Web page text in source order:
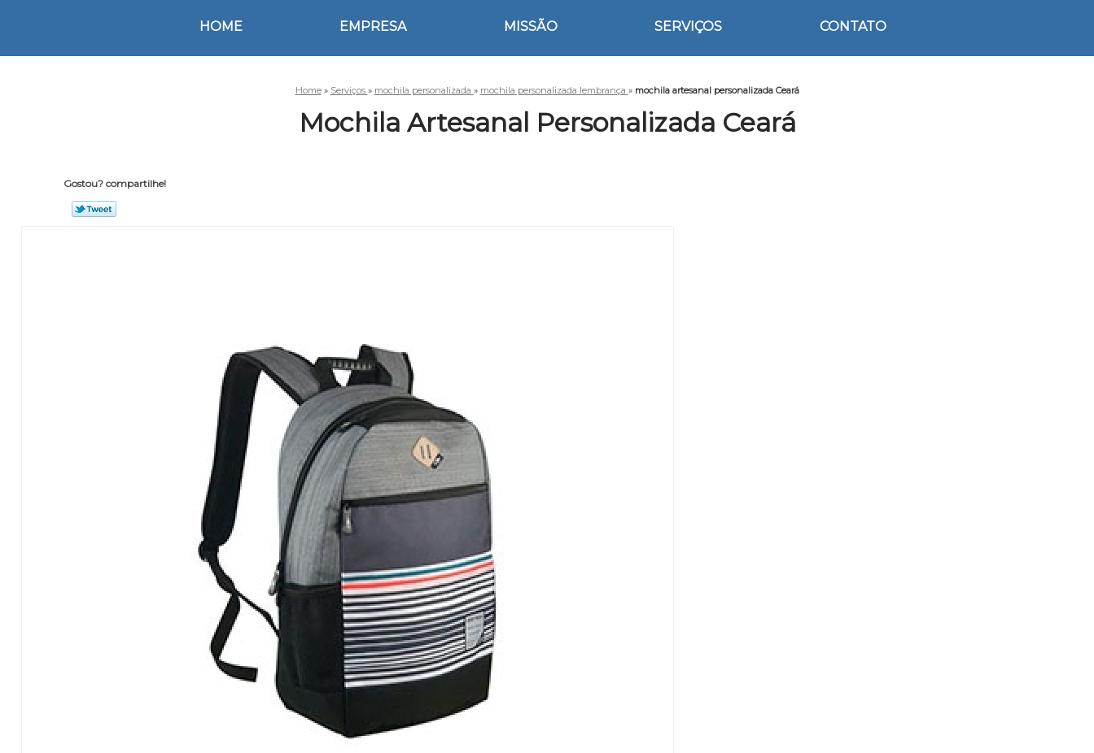
HOME EMPRESA MISSÃO SERVIÇOS CONTATO
Home » Serviços » mochila personalizada » mochila personalizada lembrança » mochila artesanal personalizada Ceará
Mochila Artesanal Personalizada Ceará
Gostou? compartilhe!